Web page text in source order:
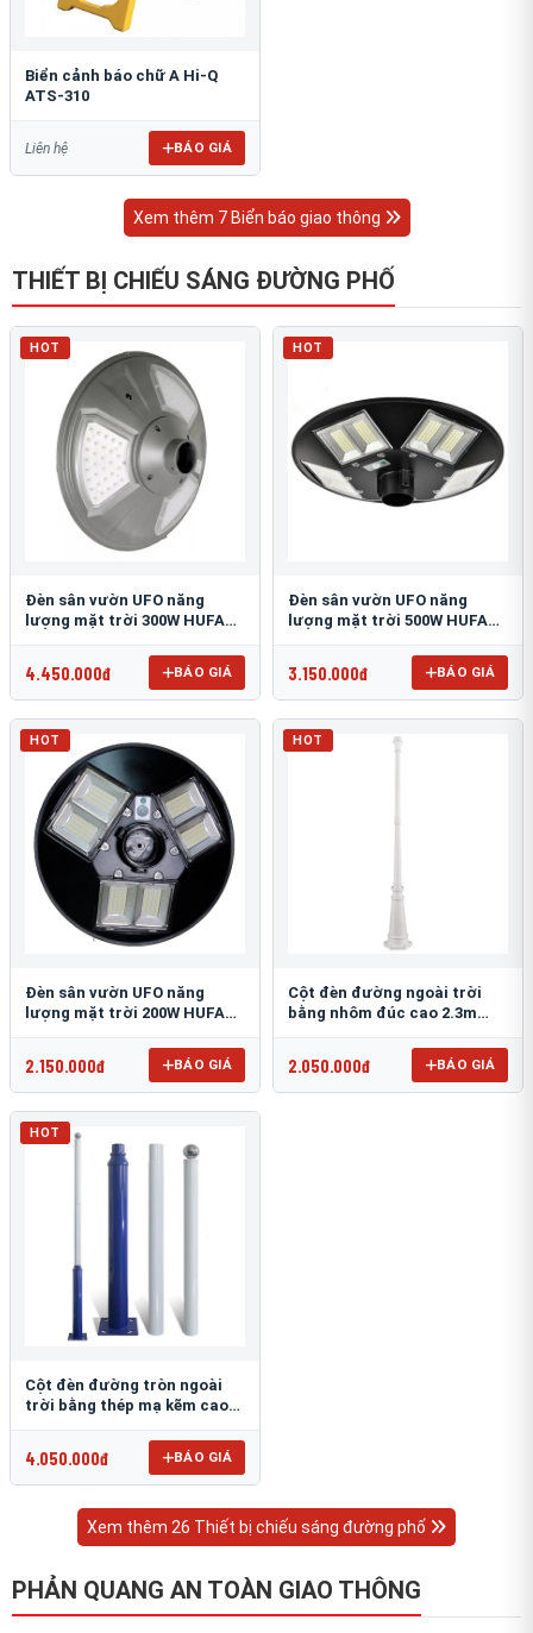
Biển cảnh báo chữ A Hi-Q
ATS-310
Liên hệ BÁO GIÁ
Xem thêm 7 Biển báo giao thông
THIẾT BỊ CHIẾU SÁNG ĐƯỜNG PHỐ
HOT
Đèn sân vườn UFO năng
lượng mặt trời 300W HUFA
4.450.000đ BÁO GIÁ
HOT
Đèn sân vườn UFO năng
lượng mặt trời 500W HUFA
3.150.000đ BÁO GIÁ
HOT
Đèn sân vườn UFO năng
lượng mặt trời 200W HUFA
2.150.000đ BÁO GIÁ
HOT
Cột đèn đường ngoài trời
bằng nhôm đúc cao 2.3m
2.050.000đ BÁO GIÁ
HOT
Cột đèn đường tròn ngoài
trời bằng thép mạ kẽm cao
4.050.000đ BÁO GIÁ
Xem thêm 26 Thiết bị chiếu sáng đường phố
PHẢN QUANG AN TOÀN GIAO THÔNG